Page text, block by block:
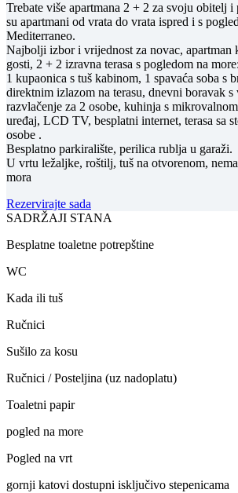
Trebate više apartmana 2 + 2 za svoju obitelj
su apartmani od vrata do vrata ispred i s
Mediterraneo.
Najbolji izbor i vrijednost za novac, apartman
gosti, 2 + 2 izravna terasa s pogledom na more:
1 kupaonica s tuš kabinom, 1 spavaća soba s
direktnim izlazom na terasu, dnevni boravak
razvlačenje za 2 osobe, kuhinja s
uređaj, LCD TV, besplatni internet, terasa sa
osobe .
Besplatno parkiralište, perilica rublja u garaži.
U vrtu ležaljke, roštilj, tuš na otvorenom,
mora
Rezervirajte sada
SADRŽAJI STANA
Besplatne toaletne potrepštine
WC
Kada ili tuš
Ručnici
Sušilo za kosu
Ručnici / Posteljina (uz nadoplatu)
Toaletni papir
pogled na more
Pogled na vrt
gornji katovi dostupni isključivo stepenicama